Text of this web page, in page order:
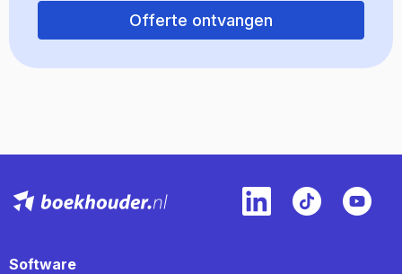
Offerte ontvangen
Software